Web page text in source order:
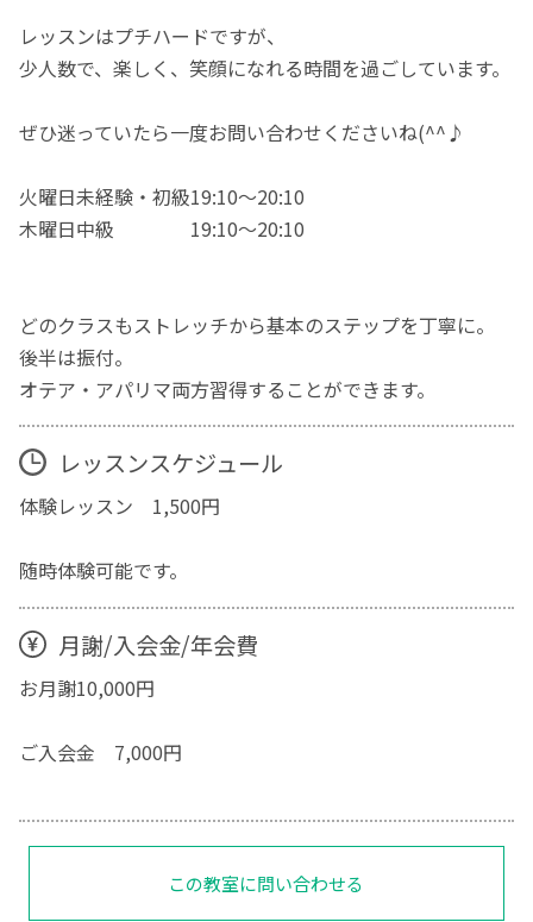
レッスンはプチハードですが、
少人数で、楽しく、笑顔になれる時間を過ごしています。
ぜひ迷っていたら一度お問い合わせくださいね(^^♪
火曜日未経験・初級19:10～20:10
木曜日中級 19:10～20:10
どのクラスもストレッチから基本のステップを丁寧に。
後半は振付。
オテア・アパリマ両方習得することができます。
レッスンスケジュール
体験レッスン 1,500円
随時体験可能です。
月謝/入会金/年会費
お月謝10,000円
ご入会金 7,000円
この教室に問い合わせる